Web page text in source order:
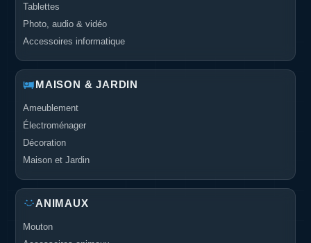
Tablettes
Photo, audio & vidéo
Accessoires informatique
MAISON & JARDIN
Ameublement
Électroménager
Décoration
Maison et Jardin
ANIMAUX
Mouton